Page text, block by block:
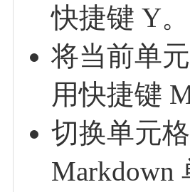
快捷键 Y。
将当前单
用快捷键 M
切换单元
Markdown